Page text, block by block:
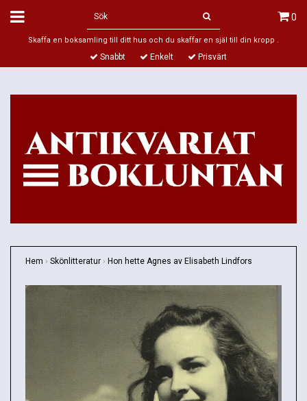
0
Skaffa en boksamling till ditt hus och du skaffar en själ till din kropp .
Snabbt Enkelt Prisvärt
Hem › Skönlitteratur › Hon hette Agnes av Elisabeth Lindfors